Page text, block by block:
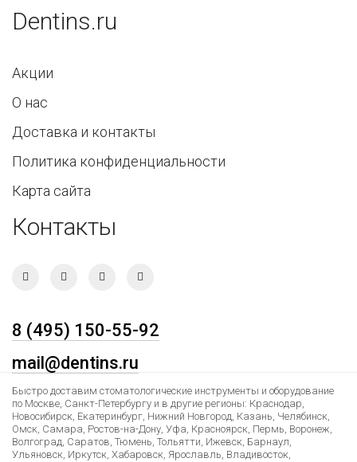
Dentins.ru
Акции
О нас
Доставка и контакты
Политика конфиденциальности
Карта сайта
Контакты
8 (495) 150-55-92
mail@dentins.ru
Быстро доставим стоматологические инструменты и оборудование
по Москве, Санкт-Петербургу и в другие регионы: Краснодар,
Новосибирск, Екатеринбург, Нижний Новгород, Казань, Челябинск,
Омск, Самара, Ростов-на-Дону, Уфа, Красноярск, Пермь, Воронеж,
Волгоград, Саратов, Тюмень, Тольятти, Ижевск, Барнаул,
Ульяновск, Иркутск, Хабаровск, Ярославль, Владивосток,